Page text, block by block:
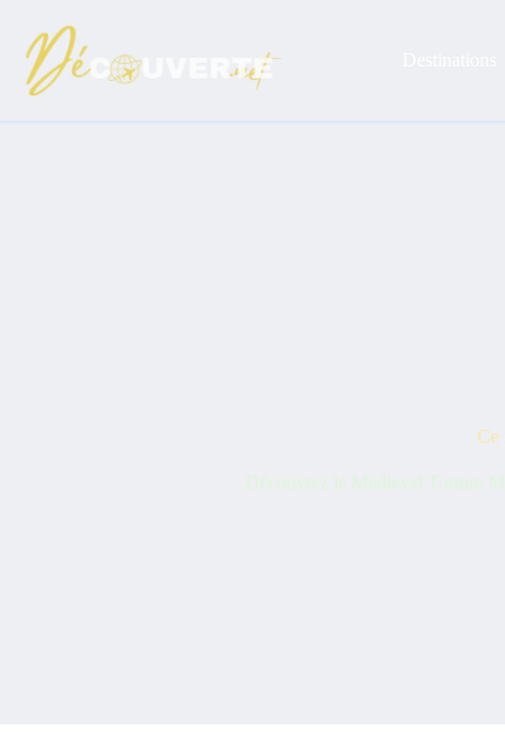
contenu
Ce
Découvrez le Medieval Torture